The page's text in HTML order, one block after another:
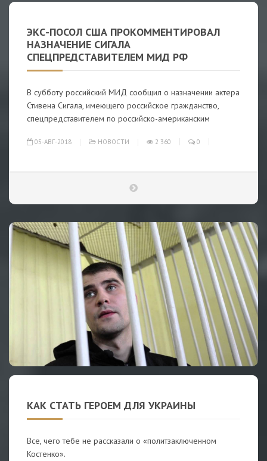
ЭКС-ПОСОЛ США ПРОКОММЕНТИРОВАЛ
НАЗНАЧЕНИЕ СИГАЛА
СПЕЦПРЕДСТАВИТЕЛЕМ МИД РФ
В субботу российский МИД сообщил о назначении актера
Стивена Сигала, имеющего российское гражданство,
спецпредставителем по российско-американским
05-АВГ-2018 НОВОСТИ 2 360 0
КАК СТАТЬ ГEPOЕМ ДЛЯ УКPAИНЫ
Все, чего тебе не рассказали о «политзаключенном
Костенко».